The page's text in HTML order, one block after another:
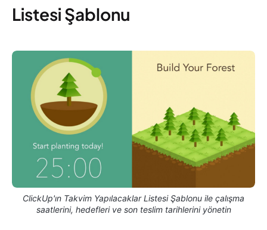
Listesi Şablonu
ClickUp'ın Takvim Yapılacaklar Listesi Şablonu ile çalışma
saatlerini, hedefleri ve son teslim tarihlerini yönetin